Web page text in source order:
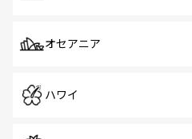
オセアニア
ハワイ